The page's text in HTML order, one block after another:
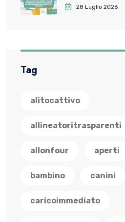
dentale prima
28 Luglio 2026
Tag
alitocattivo
allineatoritrasparenti
allonfour aperti
bambino canini
caricoimmediato